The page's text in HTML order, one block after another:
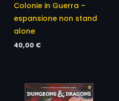
Colonie in Guerra –
espansione non stand
alone
40,00 €